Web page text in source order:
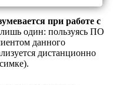
при работе с
один: пользуясь ПО
данного
дистанционно